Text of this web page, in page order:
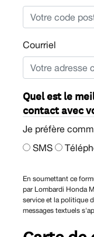
Courriel
Quel est le
contact avec
Je préfère
SMS
En soumettant ce
par Lombardi Honda
service et la politique
messages textuels